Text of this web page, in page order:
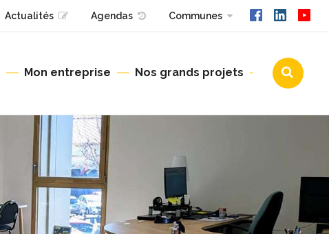
Actualités Agendas Communes
Mon entreprise Nos grands projets
Urbanisme